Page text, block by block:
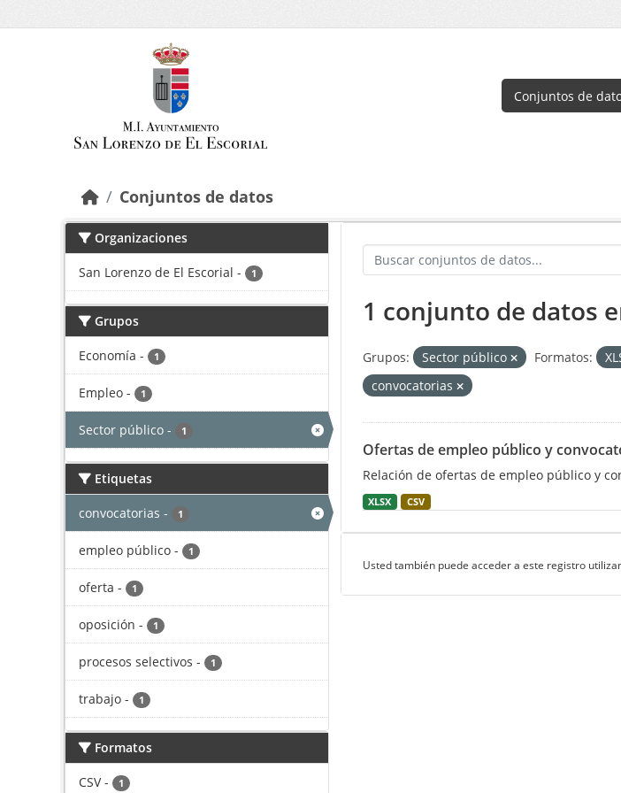
Conjuntos de
Conjuntos de datos
Organizaciones
San Lorenzo de El Escorial - 1
Grupos
Economía - 1
Empleo - 1
Sector público - 1
Etiquetas
convocatorias - 1
empleo público - 1
oferta - 1
oposición - 1
procesos selectivos - 1
trabajo - 1
Formatos
CSV - 1
1 conjunto de datos
Grupos: Sector público Formatos:
convocatorias
Ofertas de empleo público y
Relación de ofertas de empleo público y
XLSX CSV
Usted también puede acceder a este registro